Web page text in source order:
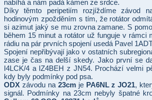
nabíhá a nám padá kámen ze srdce.
Díky těmto peripetiím rozjíždíme závod
hodinovým zpožděním s tím, že rotátor
si azimut jaký se mu zrovna zamane. S
během 15 minut a rotátor už funguje v rámci
rádiu na pár prvních spojení usedá Pavel
Spojení nepřibývají jako v ostatních
zase je čas na delší skedy. Jako první se
I4LCK/4 a IZ4BEH z JN54. Prochází velmi
kdy byly podmínky pod psa.
ODX závodu na23cmjePA6NL z JO21,
signál. Podmínky na 23cm nebyly špatné